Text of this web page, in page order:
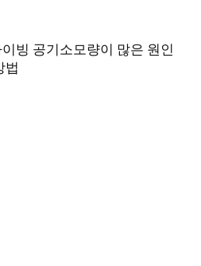
빙 공기소모량이 많은 원인
법